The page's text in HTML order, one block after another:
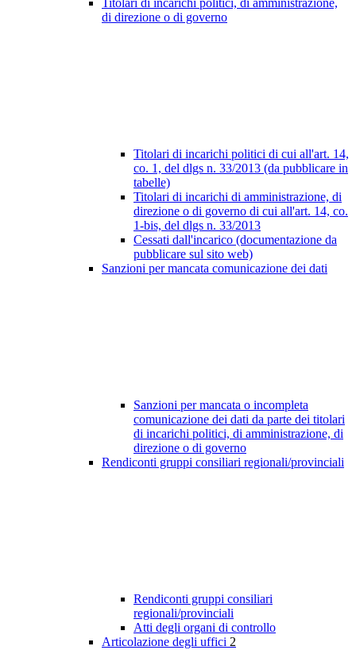
Titolari di incarichi politici, di amministrazione,
di direzione o di governo
Titolari di incarichi politici di cui all'art. 14,
co. 1, del dlgs n. 33/2013 (da pubblicare in
tabelle)
Titolari di incarichi di amministrazione, di
direzione o di governo di cui all'art. 14, co.
1-bis, del dlgs n. 33/2013
Cessati dall'incarico (documentazione da
pubblicare sul sito web)
Sanzioni per mancata comunicazione dei dati
Sanzioni per mancata o incompleta
comunicazione dei dati da parte dei titolari
di incarichi politici, di amministrazione, di
direzione o di governo
Rendiconti gruppi consiliari regionali/provinciali
Rendiconti gruppi consiliari
regionali/provinciali
Atti degli organi di controllo
Articolazione degli uffici 2